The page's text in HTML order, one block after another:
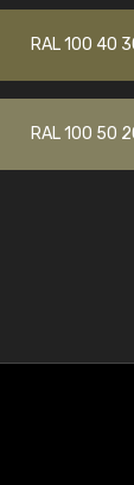
RAL 100 40
RAL 100 50